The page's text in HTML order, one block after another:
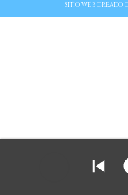
SITIO WEB CREADO